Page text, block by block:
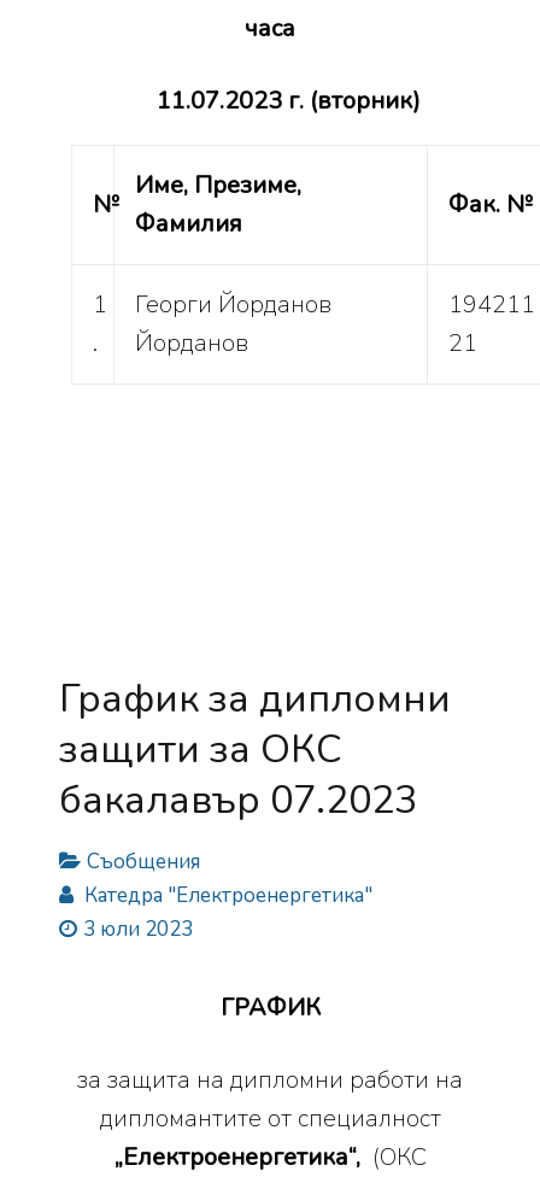
часа
11.07.2023 г. (вторник)
№
Име, Презиме,
Фамилия
Фак. №
1
.
Георги Йорданов
Йорданов
194211
21
График за дипломни
защити за ОКС
бакалавър 07.2023
Съобщения
Катедра "Електроенергетика"
3 юли 2023
ГРАФИК
за защита на дипломни работи на
дипломантите от специалност
„Електроенергетика“,(ОКС